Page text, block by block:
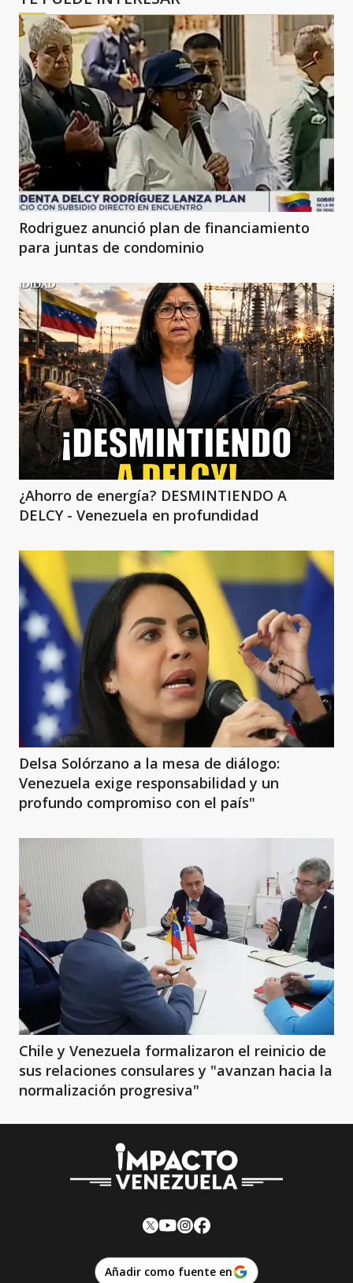
Rodriguez anunció plan de financiamiento
para juntas de condominio
¿Ahorro de energía? DESMINTIENDO A
DELCY - Venezuela en profundidad
Delsa Solórzano a la mesa de diálogo:
Venezuela exige responsabilidad y un
profundo compromiso con el país"
Chile y Venezuela formalizaron el reinicio de
sus relaciones consulares y "avanzan hacia la
normalización progresiva"
Añadir como fuente en